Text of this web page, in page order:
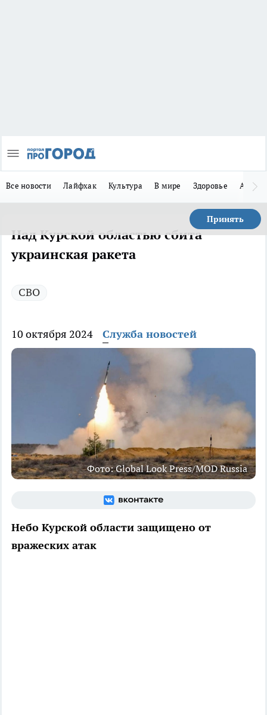
Все новости Лайфхак Культура В мире Здоровье Авто
Принять
Над Курской областью сбита
украинская ракета
СВО
10 октября 2024 Служба новостей
Фото: Global Look Press/MOD Russia
Небо Курской области защищено от
вражеских атак